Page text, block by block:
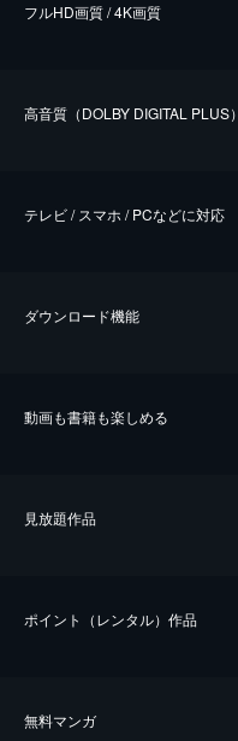
フルHD画質 / 4K画質
⾼⾳質（DOLBY DIGITAL PLUS）
テレビ / スマホ / PCなどに対応
ダウンロード機能
動画も書籍も楽しめる
⾒放題作品
ポイント（レンタル）作品
無料マンガ